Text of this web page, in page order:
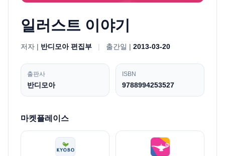
일러스트 이야기
저자 | 반디모아 편집부 | 출간일 | 2013-03-20
출판사
반디모아
ISBN
9788994253527
마켓플레이스